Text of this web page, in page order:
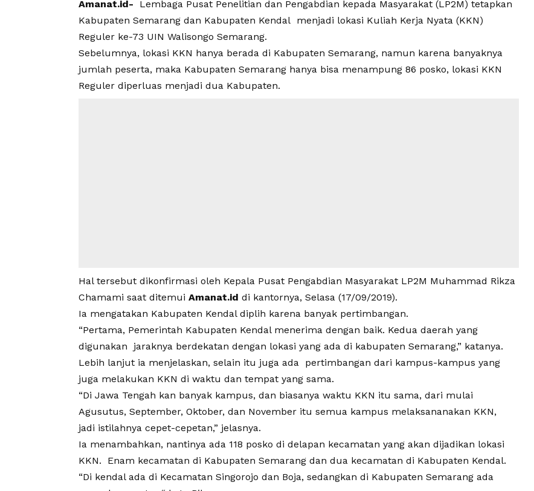
Amanat.id- Lembaga Pusat Penelitian dan Pengabdian kepada Masyarakat (LP2M) tetapkan
Kabupaten Semarang dan Kabupaten Kendal menjadi lokasi Kuliah Kerja Nyata (KKN)
Reguler ke-73 UIN Walisongo Semarang.
Sebelumnya, lokasi KKN hanya berada di Kabupaten Semarang, namun karena banyaknya
jumlah peserta, maka Kabupaten Semarang hanya bisa menampung 86 posko, lokasi KKN
Reguler diperluas menjadi dua Kabupaten.
Hal tersebut dikonfirmasi oleh Kepala Pusat Pengabdian Masyarakat LP2M Muhammad Rikza
Chamami saat ditemui Amanat.id di kantornya, Selasa (17/09/2019).
Ia mengatakan Kabupaten Kendal diplih karena banyak pertimbangan.
“Pertama, Pemerintah Kabupaten Kendal menerima dengan baik. Kedua daerah yang
digunakan jaraknya berdekatan dengan lokasi yang ada di kabupaten Semarang,” katanya.
Lebih lanjut ia menjelaskan, selain itu juga ada pertimbangan dari kampus-kampus yang
juga melakukan KKN di waktu dan tempat yang sama.
“Di Jawa Tengah kan banyak kampus, dan biasanya waktu KKN itu sama, dari mulai
Agusutus, September, Oktober, dan November itu semua kampus melaksananakan KKN,
jadi istilahnya cepet-cepetan,” jelasnya.
Ia menambahkan, nantinya ada 118 posko di delapan kecamatan yang akan dijadikan lokasi
KKN. Enam kecamatan di Kabupaten Semarang dan dua kecamatan di Kabupaten Kendal.
“Di kendal ada di Kecamatan Singorojo dan Boja, sedangkan di Kabupaten Semarang ada